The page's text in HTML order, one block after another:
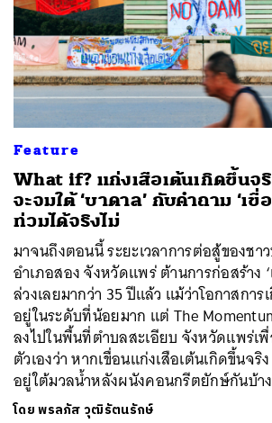
Feature
What if? แก่งเสือเต้นเกิดขึ้นจ
จะจมใต้ ‘บาดาล’ กับคำถาม ‘เขื่
ท่วมได้จริงไม่
มาจนถึงตอนนี้ ระยะเวลาการต่อสู้ของชา
อำเภอสอง จังหวัดแพร่ ต้านการก่อสร้าง ‘
ล่วงเลยมากว่า 35 ปีแล้ว แม้ว่าโอกาสกา
อยู่ในระดับที่น้อยมาก แต่ The
ลงไปในพื้นที่ตำบลสะเอียบ จังหวัดแพร่เ
ตัวเองว่า หากเขื่อนแก่งเสือเต้นเกิดขึ้นจ
อยู่ใต้มวลน้ำหลังผนังคอนกรีตยักษ์กันบ้าง
โดยพรลภัส วุฒิรัตนรักษ์